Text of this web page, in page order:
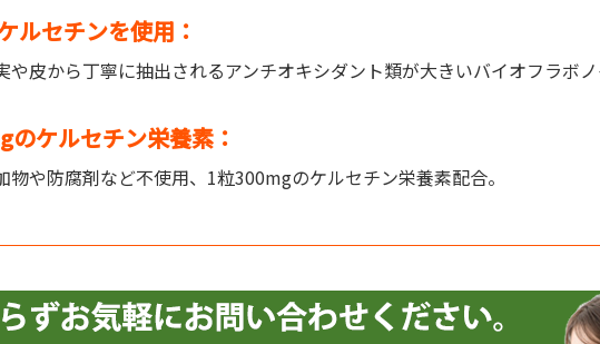
セチンを使用：
皮から丁寧に抽出されるアンチオキシダント類が大きいバイオフラボノ
ケルセチン栄養素：
や防腐剤など不使用、1粒300mgのケルセチン栄養素配合。